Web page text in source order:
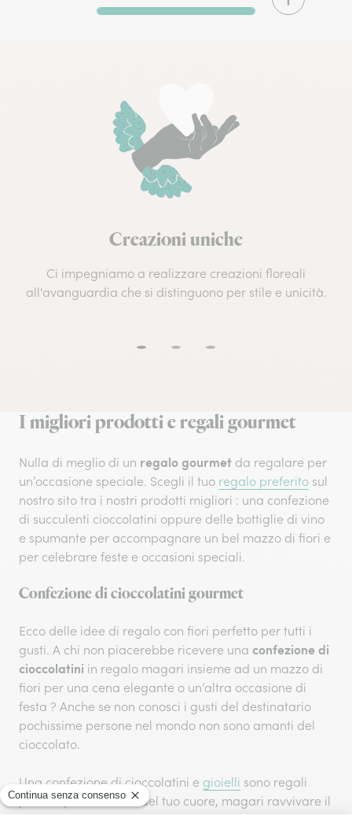
Creazioni uniche
Ci impegniamo a realizzare creazioni floreali
all'avanguardia che si distinguono per stile e unicità.
I migliori prodotti e regali gourmet
Nulla di meglio di un regalo gourmet da regalare per
un’occasione speciale. Scegli il tuo regalo preferito sul
nostro sito tra i nostri prodotti migliori : una confezione
di succulenti cioccolatini oppure delle bottiglie di vino
e spumante per accompagnare un bel mazzo di fiori e
per celebrare feste e occasioni speciali.
Confezione di cioccolatini gourmet
Ecco delle idee di regalo con fiori perfetto per tutti i
gusti. A chi non piacerebbe ricevere una confezione di
cioccolatini in regalo magari insieme ad un mazzo di
fiori per una cena elegante o un’altra occasione di
festa ? Anche se non conosci i gusti del destinatario
pochissime persone nel mondo non sono amanti del
cioccolato.
Una confezione di cioccolatini e gioielli sono regali
perfetti per la donna del tuo cuore, magari ravvivare il